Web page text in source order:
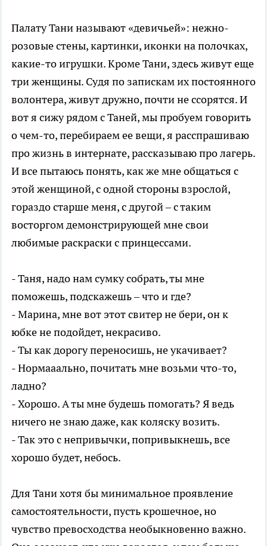
Палату Тани называют «девичьей»: нежно-
розовые стены, картинки, иконки на полочках,
какие-то игрушки. Кроме Тани, здесь живут еще
три женщины. Судя по запискам их постоянного
волонтера, живут дружно, почти не ссорятся. И
вот я сижу рядом с Таней, мы пробуем говорить
о чем-то, перебираем ее вещи, я расспрашиваю
про жизнь в интернате, рассказываю про лагерь.
И все пытаюсь понять, как же мне общаться с
этой женщиной, с одной стороны взрослой,
гораздо старше меня, с другой – с таким
восторгом демонстрирующей мне свои
любимые раскраски с принцессами.
- Таня, надо нам сумку собрать, ты мне
поможешь, подскажешь – что и где?
- Марина, мне вот этот свитер не бери, он к
юбке не подойдет, некрасиво.
- Ты как дорогу переносишь, не укачивает?
- Нормааально, почитать мне возьми что-то,
ладно?
- Хорошо. А ты мне будешь помогать? Я ведь
ничего не знаю даже, как коляску возить.
- Так это с непривычки, попривыкнешь, все
хорошо будет, небось.
Для Тани хотя бы минимальное проявление
самостоятельности, пусть крошечное, но
чувство превосходства необыкновенно важно.